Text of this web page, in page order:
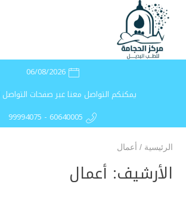
06/08/2026
يمكنكم التواصل معنا عبر صفحات التواصل
99994075 - 60640005
الرئيسية / أعمال
الأرشيف: أعمال